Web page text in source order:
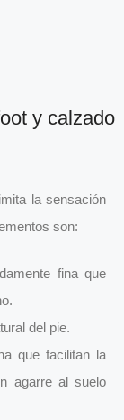
y calzado
la sensación
son:
fina que
del pie.
que facilitan la
agarre al suelo